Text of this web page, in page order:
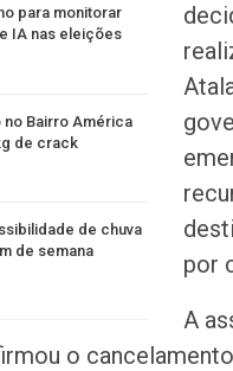
para monitorar
IA nas eleições
Bairro América
de crack
de chuva
de semana
por
A
o